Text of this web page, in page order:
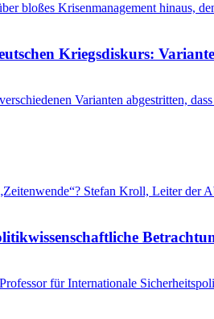
bloßes Krisenmanagement
Kriegsdiskurs:
Varianten abgestritten,
Stefan Kroll, Leiter
für Internationale